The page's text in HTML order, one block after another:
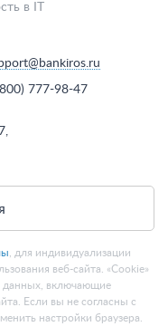
в IT
777-98-47
, для индивидуализации
веб-сайта. «Cookie»
данных, включающие
Если вы не согласны с
настройки браузера.